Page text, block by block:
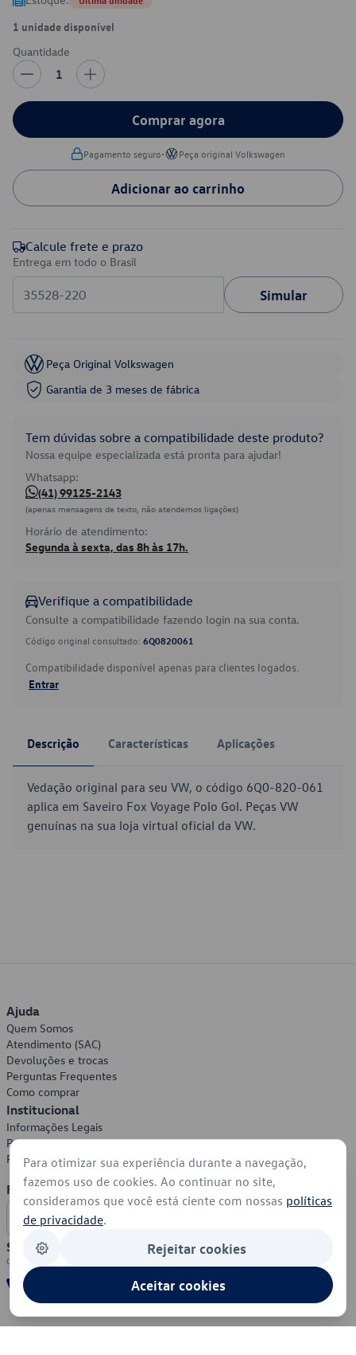
1 unidade disponível
Quantidade
1
Comprar agora
Pagamento seguro• Peça original Volkswagen
Adicionar ao carrinho
Calcule frete e prazo
Entrega em todo o Brasil
Simular
Peça Original Volkswagen
Garantia de 3 meses de fábrica
Tem dúvidas sobre a compatibilidade deste produto?
Nossa equipe especializada está pronta para ajudar!
Whatsapp:
(41) 99125-2143
(apenas mensagens de texto, não atendemos ligações)
Horário de atendimento:
Segunda à sexta, das 8h às 17h.
Verifique a compatibilidade
Consulte a compatibilidade fazendo login na sua conta.
Código original consultado: 6Q0820061
Compatibilidade disponível apenas para clientes logados.
Entrar
Descrição Características Aplicações
Vedação original para seu VW, o código 6Q0-820-061
aplica em Saveiro Fox Voyage Polo Gol. Peças VW
genuínas na sua loja virtual oficial da VW.
Ajuda
Quem Somos
Atendimento (SAC)
Devoluções e trocas
Perguntas Frequentes
Como comprar
Institucional
Informações Legais
Política de Privacidade
Política de Cookies
Formas de Pagamento
Segurança
Para otimizar sua experiência durante a navegação,
fazemos uso de cookies. Ao continuar no site,
consideramos que você está ciente com nossas políticas
de privacidade.
Rejeitar cookies
Aceitar cookies